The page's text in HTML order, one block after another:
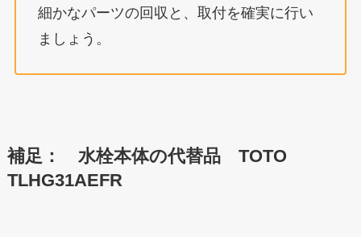
細かなパーツの回収と、取付を確実に行い
ましょう。
補足： 水栓本体の代替品 TOTO
TLHG31AEFR